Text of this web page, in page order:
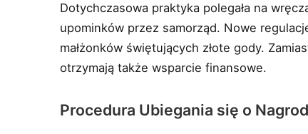
Dotychczasowa praktyka polegała na
upominków przez samorząd. Nowe
małżonków świętujących złote gody.
otrzymają także wsparcie finansowe.
Procedura Ubiegania się o